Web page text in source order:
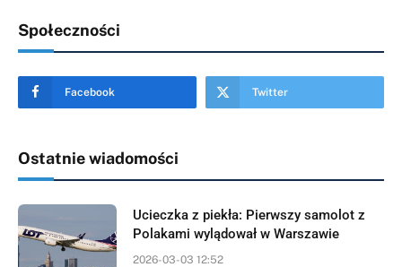
Społeczności
Facebook Twitter
Ostatnie wiadomości
Ucieczka z piekła: Pierwszy samolot z
Polakami wylądował w Warszawie
2026-03-03 12:52